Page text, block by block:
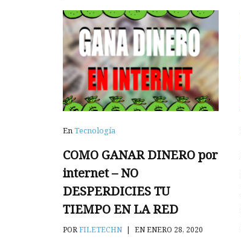
EnTecnología
COMO GANAR DINERO por
internet – NO
DESPERDICIES TU
TIEMPO EN LA RED
PORFILETECHN | EN ENERO 28, 2020